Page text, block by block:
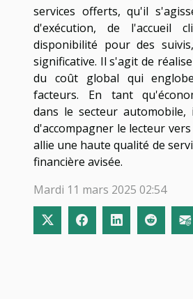
services offerts, qu'il
d'exécution, de l'accueil
disponibilité pour des
significative. Il s'agit de
du coût global qui
facteurs. En tant
dans le secteur
d'accompagner le lecteur
allie une haute qualité de
financière avisée.
Mardi 11 mars 2025 02:54